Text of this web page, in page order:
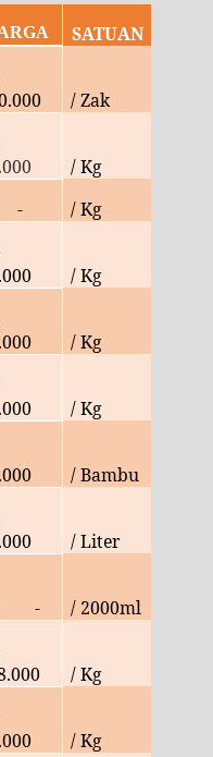
SATUAN
.000 / Zak
.000
/ Kg
- / Kg
.000 / Kg
000 / Kg
/ Kg
.000
/ Bambu
.000
/ Liter
- / 2000ml
/ Kg
.000 / Kg